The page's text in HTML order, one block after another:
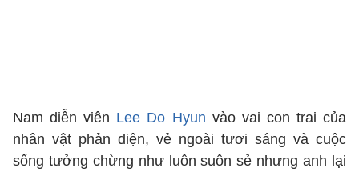
Nam diễn viên Lee Do Hyun vào vai con trai của
nhân vật phản diện, vẻ ngoài tươi sáng và cuộc
sống tưởng chừng như luôn suôn sẻ nhưng anh lại